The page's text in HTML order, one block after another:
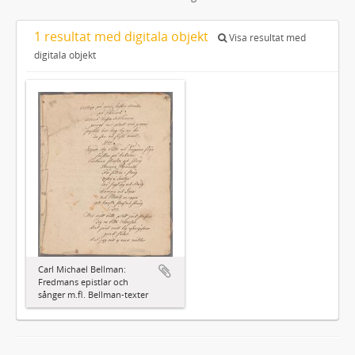
1 resultat med digitala objekt
Visa resultat med
digitala objekt
Carl Michael Bellman:
Fredmans epistlar och
sånger m.fl. Bellman-texter